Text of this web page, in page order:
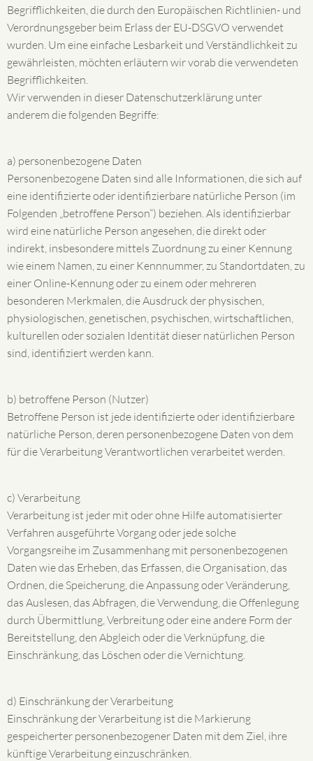
Begrifflichkeiten, die durch den Europäischen Richtlinien- und
Verordnungsgeber beim Erlass der EU-DSGVO verwendet
wurden. Um eine einfache Lesbarkeit und Verständlichkeit zu
gewährleisten, möchten erläutern wir vorab die verwendeten
Begrifflichkeiten.
Wir verwenden in dieser Datenschutzerklärung unter
anderem die folgenden Begriffe:
a) personenbezogene Daten
Personenbezogene Daten sind alle Informationen, die sich auf
eine identifizierte oder identifizierbare natürliche Person (im
Folgenden „betroffene Person“) beziehen. Als identifizierbar
wird eine natürliche Person angesehen, die direkt oder
indirekt, insbesondere mittels Zuordnung zu einer Kennung
wie einem Namen, zu einer Kennnummer, zu Standortdaten, zu
einer Online-Kennung oder zu einem oder mehreren
besonderen Merkmalen, die Ausdruck der physischen,
physiologischen, genetischen, psychischen, wirtschaftlichen,
kulturellen oder sozialen Identität dieser natürlichen Person
sind, identifiziert werden kann.
b) betroffene Person (Nutzer)
Betroffene Person ist jede identifizierte oder identifizierbare
natürliche Person, deren personenbezogene Daten von dem
für die Verarbeitung Verantwortlichen verarbeitet werden.
c) Verarbeitung
Verarbeitung ist jeder mit oder ohne Hilfe automatisierter
Verfahren ausgeführte Vorgang oder jede solche
Vorgangsreihe im Zusammenhang mit personenbezogenen
Daten wie das Erheben, das Erfassen, die Organisation, das
Ordnen, die Speicherung, die Anpassung oder Veränderung,
das Auslesen, das Abfragen, die Verwendung, die Offenlegung
durch Übermittlung, Verbreitung oder eine andere Form der
Bereitstellung, den Abgleich oder die Verknüpfung, die
Einschränkung, das Löschen oder die Vernichtung.
d) Einschränkung der Verarbeitung
Einschränkung der Verarbeitung ist die Markierung
gespeicherter personenbezogener Daten mit dem Ziel, ihre
künftige Verarbeitung einzuschränken.